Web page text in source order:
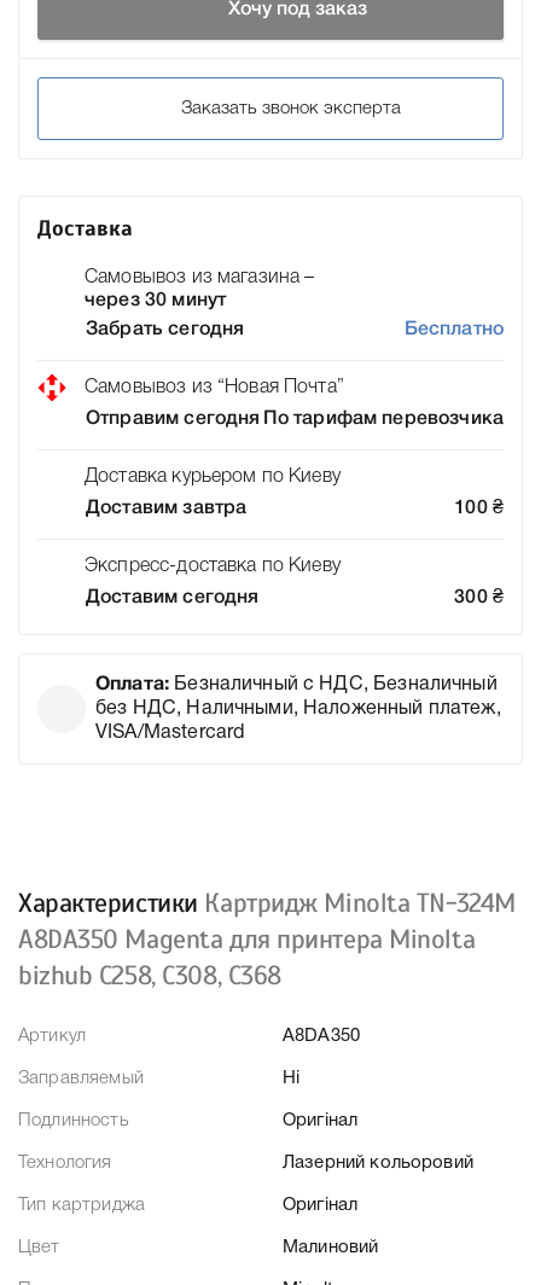
Хочу под заказ
Заказать звонок эксперта
Доставка
Самовывоз из магазина –
через 30 минут
Забрать сегодня
Бесплатно
Самовывоз из “Новая Почта”
Отправим сегодня
По тарифам перевозчика
Доставка курьером по Киеву
Доставим завтра
100 ₴
Экспресс-доставка по Киеву
Доставим сегодня
300 ₴
Оплата: Безналичный с НДС, Безналичный
без НДС, Наличными, Наложенный платеж,
VISA/Mastercard
Характеристики Картридж Minolta TN-324M
A8DA350 Magenta для принтера Minolta
bizhub C258, C308, C368
Артикул A8DA350
Заправляемый Ні
Подлинность Оригінал
Технология Лазерний кольоровий
Тип картриджа Оригінал
Цвет Малиновий